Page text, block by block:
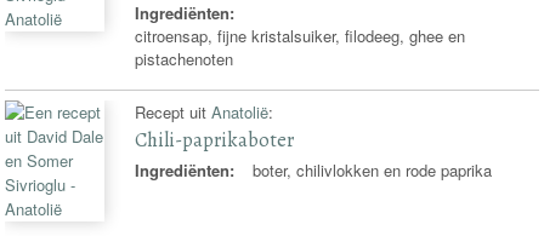
Ingrediënten:
citroensap, fijne kristalsuiker, filodeeg, ghee en
pistachenoten
Recept uitAnatolië:
Chili-paprikaboter
Ingrediënten: boter, chilivlokken en rode paprika